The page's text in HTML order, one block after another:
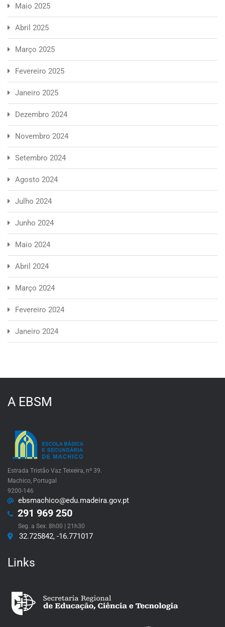
Maio 2025
Abril 2025
Março 2025
Fevereiro 2025
Janeiro 2025
Dezembro 2024
Novembro 2024
Setembro 2024
Agosto 2024
Julho 2024
Junho 2024
Maio 2024
Abril 2024
Março 2024
Fevereiro 2024
Janeiro 2024
A EBSM
Estrada Tristão Vaz Teixeira, nº 39.
Machico, Portugal
9200-146
ebsmachico@edu.madeira.gov.pt
291 969 250
Seg. a Sex. 8h00 | 21h30
32.725842, -16.771017
Links